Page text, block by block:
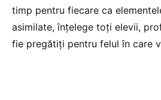
timp pentru fiecare ca
asimilate, înțelege toți elevii,
fie pregătiți pentru felul în care